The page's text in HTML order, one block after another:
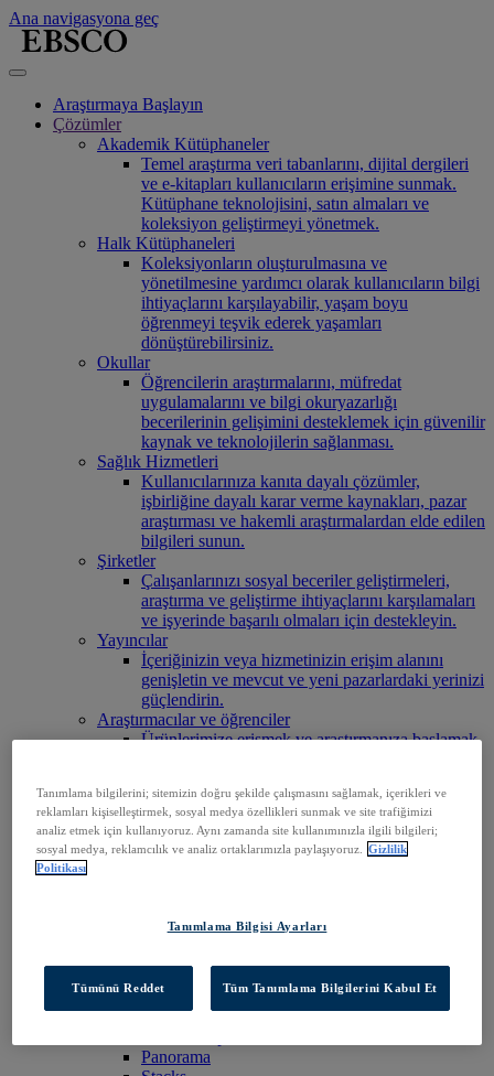
Ana navigasyona geç
Araştırmaya Başlayın
Çözümler
Akademik Kütüphaneler
Temel araştırma veri tabanlarını, dijital dergileri
ve e-kitapları kullanıcıların erişimine sunmak.
Kütüphane teknolojisini, satın almaları ve
koleksiyon geliştirmeyi yönetmek.
Halk Kütüphaneleri
Koleksiyonların oluşturulmasına ve
yönetilmesine yardımcı olarak kullanıcıların bilgi
ihtiyaçlarını karşılayabilir, yaşam boyu
öğrenmeyi teşvik ederek yaşamları
dönüştürebilirsiniz.
Okullar
Öğrencilerin araştırmalarını, müfredat
uygulamalarını ve bilgi okuryazarlığı
becerilerinin gelişimini desteklemek için güvenilir
kaynak ve teknolojilerin sağlanması.
Sağlık Hizmetleri
Kullanıcılarınıza kanıta dayalı çözümler,
işbirliğine dayalı karar verme kaynakları, pazar
araştırması ve hakemli araştırmalardan elde edilen
bilgileri sunun.
Şirketler
Çalışanlarınızı sosyal beceriler geliştirmeleri,
araştırma ve geliştirme ihtiyaçlarını karşılamaları
ve işyerinde başarılı olmaları için destekleyin.
Yayıncılar
İçeriğinizin veya hizmetinizin erişim alanını
genişletin ve mevcut ve yeni pazarlardaki yerinizi
güçlendirin.
Araştırmacılar ve öğrenciler
Ürünlerimize erişmek ve araştırmanıza başlamak
Ürünleri Keşfedin
Bizimle iletişime geçin
Ürünler
Teknoloji ve Keşif
EBSCO FOLIO
EBSCO Mobil Uygulaması
Explora
Full Text Finder
Panorama
Tanımlama bilgilerini; sitemizin doğru şekilde çalışmasını sağlamak, içerikleri ve
reklamları kişiselleştirmek, sosyal medya özellikleri sunmak ve site trafiğimizi
analiz etmek için kullanıyoruz. Aynı zamanda site kullanımınızla ilgili bilgileri;
sosyal medya, reklamcılık ve analiz ortaklarımızla paylaşıyoruz.
Gizlilik
Politikası
Tanımlama Bilgisi Ayarları
Tümünü Reddet Tüm Tanımlama Bilgilerini Kabul Et